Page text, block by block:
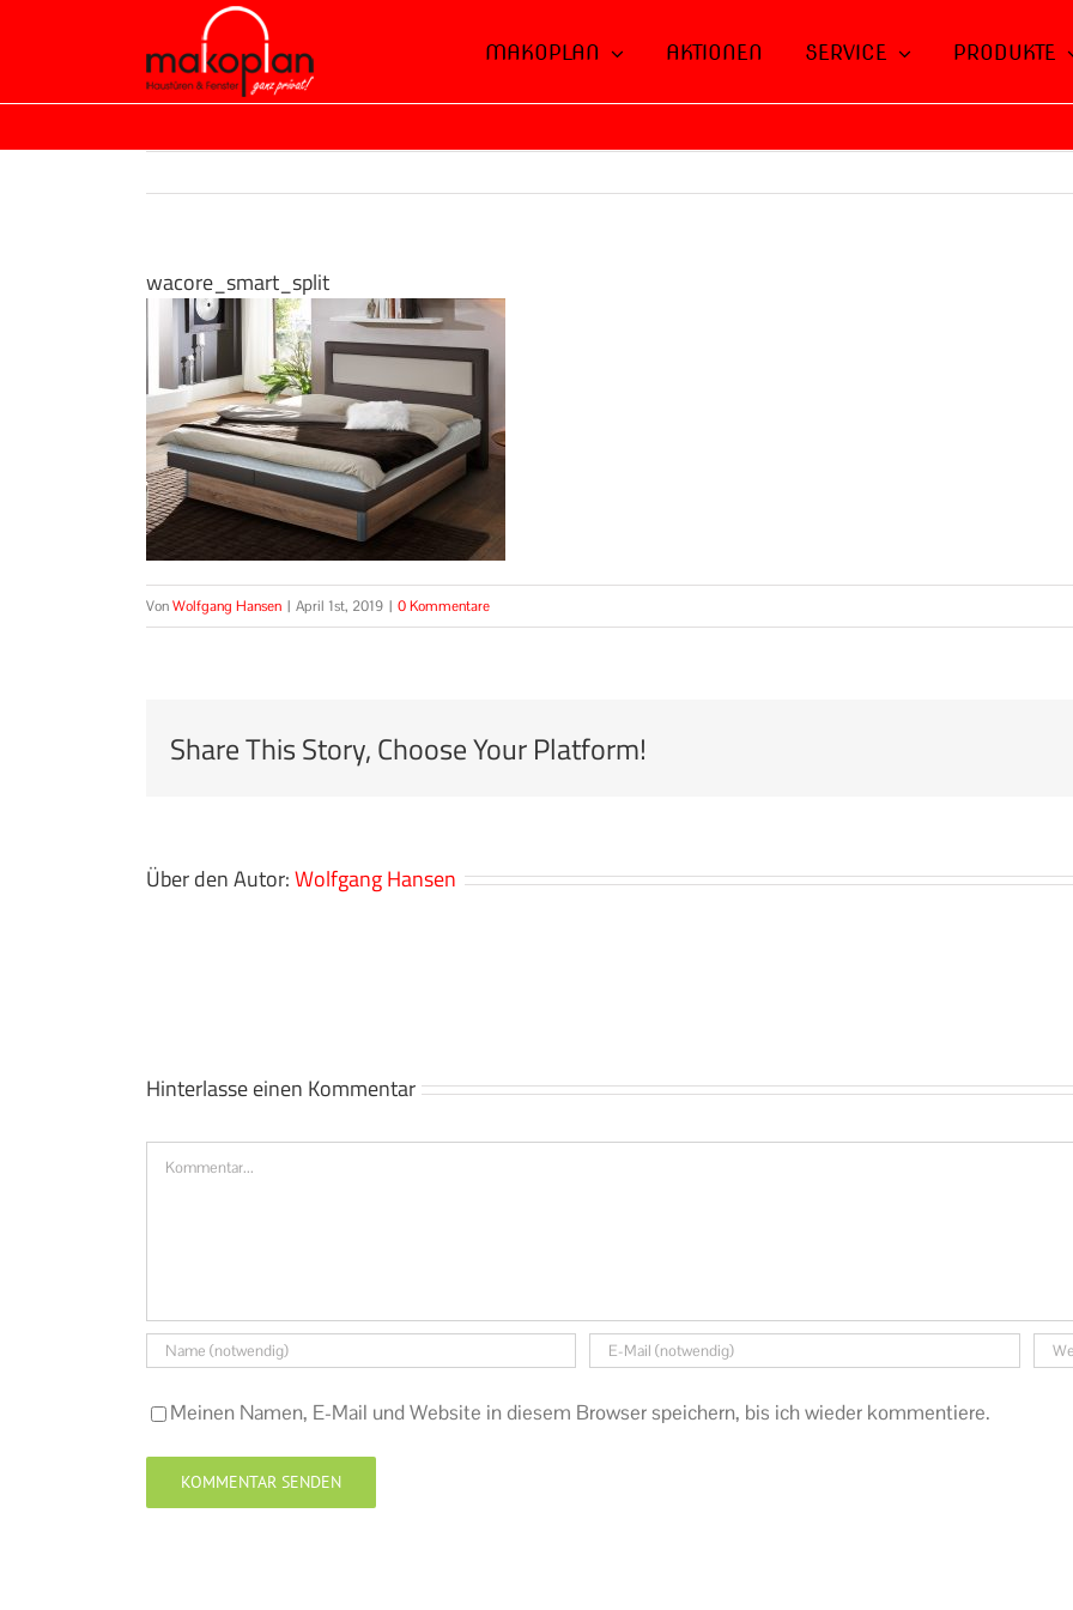
springen
MAKOPLAN AKTIONEN SERVICE PRODUKTE
wacore_smart_split
VonWolfgang Hansen | April 1st, 2019 | 0 Kommentare
Share This Story, Choose Your Platform!
Über den Autor:Wolfgang Hansen
Hinterlasse einen Kommentar
Kommentar
Meinen Namen, E-Mail und Website in diesem Browser speichern, bis ich wieder kommentiere.